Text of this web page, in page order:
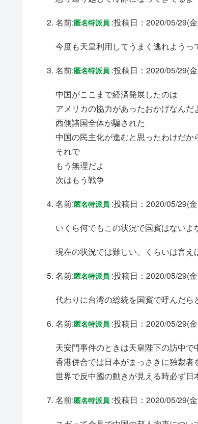
名前:匿名特派員 :投稿日：2020/05/29(
今度も天皇利用してうまく逃れようっ
名前:匿名特派員 :投稿日：2020/05/29(
中国がここまで経済発展したのは
アメリカの協力があったおかげなんだ
西側諸国全体が騙された
中国の民主化が進むと思ったわけだか
それで
もう無理だよ
次はもう戦争
名前:匿名特派員 :投稿日：2020/05/29(
いくら何でもこの状況で国賓はないよ
現在の状況では難しい、くらいは言え
名前:匿名特派員 :投稿日：2020/05/29(
代わりに台湾の総統を国賓で呼んだら
名前:匿名特派員 :投稿日：2020/05/29(
天安門事件のときは天皇陛下の訪中で
香港併合では日本がまっさきに独裁者
世界で反中國の動きが見える時必ず日
名前:匿名特派員 :投稿日：2020/05/29(